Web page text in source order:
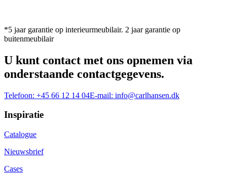
*5 jaar garantie op interieurmeubilair. 2 jaar garantie op
buitenmeubilair
U kunt contact met ons opnemen via
onderstaande contactgegevens.
Telefoon: +45 66 12 14 04E-mail: info@carlhansen.dk
Inspiratie
Catalogue
Nieuwsbrief
Cases